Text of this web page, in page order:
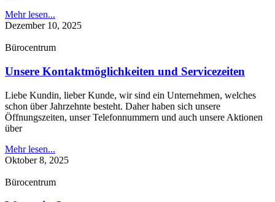
Mehr lesen...
Dezember 10, 2025
Bürocentrum
Unsere Kontaktmöglichkeiten und Servicezeiten
Liebe Kundin, lieber Kunde, wir sind ein Unternehmen, welches
schon über Jahrzehnte besteht. Daher haben sich unsere
Öffnungszeiten, unser Telefonnummern und auch unsere Aktionen
über
Mehr lesen...
Oktober 8, 2025
Bürocentrum